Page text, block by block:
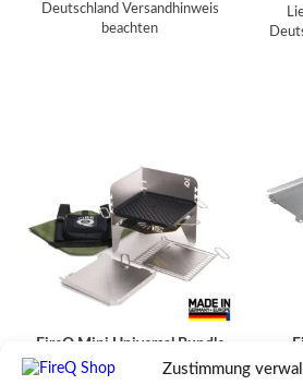
Zustimmung
Deutschland Versandhinweis
beachten
FireQ Mini Universal Bundle
429,00